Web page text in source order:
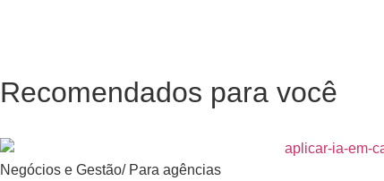
Recomendados para você
Negócios e Gestão/ Para agências